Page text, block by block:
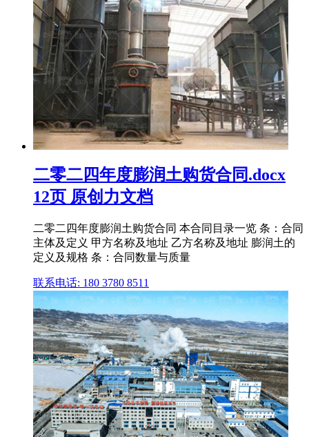
二零二四年度膨润土购货合同.docx
12页 原创力文档
二零二四年度膨润土购货合同 本合同目录一览 条：合同
主体及定义 甲方名称及地址 乙方名称及地址 膨润土的
定义及规格 条：合同数量与质量
联系电话: 180 3780 8511